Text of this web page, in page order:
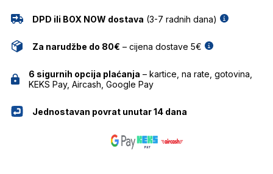
DPD ili BOX NOW dostava (3-7 radnih dana)
Za narudžbe do 80€ – cijena dostave 5€
6 sigurnih opcija plaćanja – kartice, na rate, gotovina,
KEKS Pay, Aircash, Google Pay
Jednostavan povrat unutar 14 dana